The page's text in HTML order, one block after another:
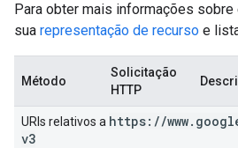
Para obter mais informações
sua representação de recurso e
Método
Solicitação
HTTP
URIs relativos a https: //www.
v3